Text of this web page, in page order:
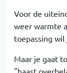
Voor de
weer warmte
toepassing
Maar je gaat